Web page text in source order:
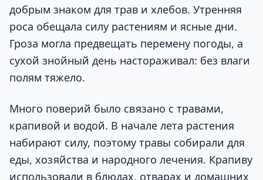
добрым знаком для трав и хлебов. Утренняя
роса обещала силу растениям и ясные дни.
Гроза могла предвещать перемену погоды, а
сухой знойный день настораживал: без влаги
полям тяжело.
Много поверий было связано с травами,
крапивой и водой. В начале лета растения
набирают силу, поэтому травы собирали для
еды, хозяйства и народного лечения. Крапиву
использовали в блюдах, отварах и домашних